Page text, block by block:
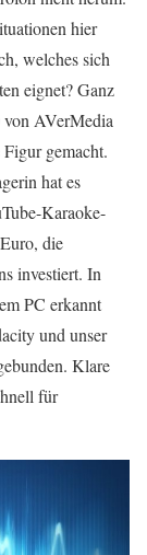
hier
welches sich
eignet? Ganz
AVerMedia
gemacht.
hat es
Karaoke-
die
investiert. In
PC erkannt
und unser
Klare
für